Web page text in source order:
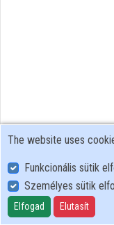
User Policy
Adatkezelési tájékoztató (en)
Cookie Policy
The website uses
Funkcionális sütik
Személyes sütik
Elfogad Elutasít